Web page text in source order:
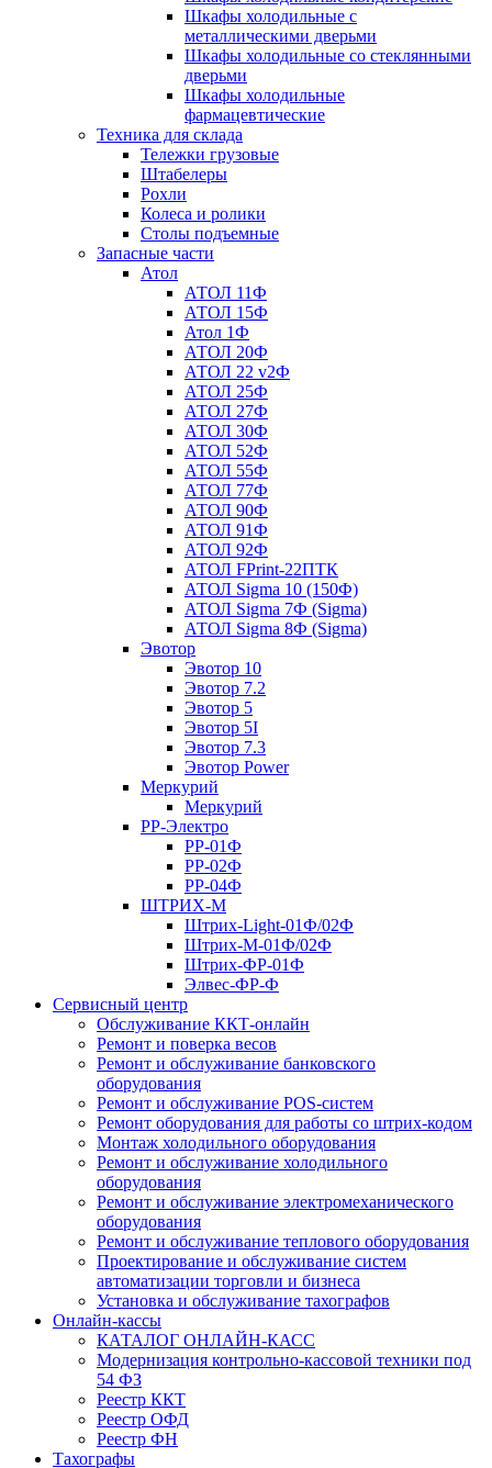
Шкафы холодильные с
металлическими дверьми
Шкафы холодильные со стеклянными
дверьми
Шкафы холодильные
фармацевтические
Техника для склада
Тележки грузовые
Штабелеры
Рохли
Колеса и ролики
Столы подъемные
Запасные части
Атол
АТОЛ 11Ф
АТОЛ 15Ф
Атол 1Ф
АТОЛ 20Ф
АТОЛ 22 v2Ф
АТОЛ 25Ф
АТОЛ 27Ф
АТОЛ 30Ф
АТОЛ 52Ф
АТОЛ 55Ф
АТОЛ 77Ф
АТОЛ 90Ф
АТОЛ 91Ф
АТОЛ 92Ф
АТОЛ FPrint-22ПТК
АТОЛ Sigma 10 (150Ф)
АТОЛ Sigma 7Ф (Sigma)
АТОЛ Sigma 8Ф (Sigma)
Эвотор
Эвотор 10
Эвотор 7.2
Эвотор 5
Эвотор 5I
Эвотор 7.3
Эвотор Power
Меркурий
Меркурий
РР-Электро
РР-01Ф
РР-02Ф
РР-04Ф
ШТРИХ-М
Штрих-Light-01Ф/02Ф
Штрих-М-01Ф/02Ф
Штрих-ФР-01Ф
Элвес-ФР-Ф
Сервисный центр
Обслуживание ККТ-онлайн
Ремонт и поверка весов
Ремонт и обслуживание банковского
оборудования
Ремонт и обслуживание POS-систем
Ремонт оборудования для работы со штрих-кодом
Монтаж холодильного оборудования
Ремонт и обслуживание холодильного
оборудования
Ремонт и обслуживание электромеханического
оборудования
Ремонт и обслуживание теплового оборудования
Проектирование и обслуживание систем
автоматизации торговли и бизнеса
Установка и обслуживание тахографов
Онлайн-кассы
КАТАЛОГ ОНЛАЙН-КАСС
Модернизация контрольно-кассовой техники под
54 ФЗ
Реестр ККТ
Реестр ОФД
Реестр ФН
Тахографы